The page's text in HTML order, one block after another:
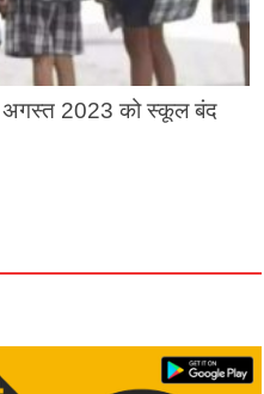
अगस्त 2023 को स्कूल बंद